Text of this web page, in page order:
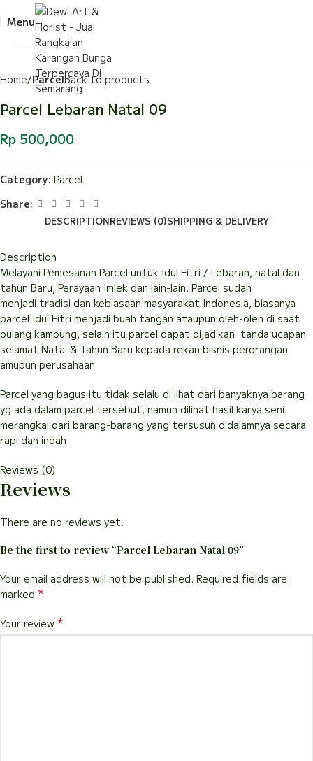
Menu
Click to enlarge
Home ParcelBack to products
Parcel Lebaran Natal 09
Rp 500,000
Category: Parcel
Share:
DESCRIPTIONREVIEWS (0)SHIPPING & DELIVERY
Description
Melayani Pemesanan Parcel untuk Idul Fitri / Lebaran, natal dan
tahun Baru, Perayaan Imlek dan lain-lain. Parcel sudah
menjadi tradisi dan kebiasaan masyarakat Indonesia, biasanya
parcel Idul Fitri menjadi buah tangan ataupun oleh-oleh di saat
pulang kampung, selain itu parcel dapat dijadikan tanda ucapan
selamat Natal & Tahun Baru kepada rekan bisnis perorangan
amupun perusahaan
Parcel yang bagus itu tidak selalu di lihat dari banyaknya barang
yg ada dalam parcel tersebut, namun dilihat hasil karya seni
merangkai dari barang-barang yang tersusun didalamnya secara
rapi dan indah.
Reviews (0)
Reviews
There are no reviews yet.
Be the first to review “Parcel Lebaran Natal 09”
Your email address will not be published. Required fields are
marked *
Your review *